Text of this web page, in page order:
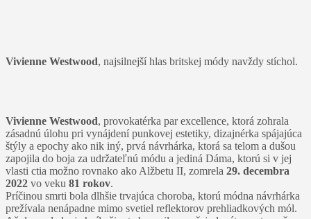
Vivienne Westwood, najsilnejší hlas britskej módy navždy stíchol.
Vivienne Westwood, provokatérka par excellence, ktorá zohrala
zásadnú úlohu pri vynájdení punkovej estetiky, dizajnérka spájajúca
štýly a epochy ako nik iný, prvá návrhárka, ktorá sa telom a dušou
zapojila do boja za udržateľnú módu a jediná Dáma, ktorú si v jej
vlasti ctia možno rovnako ako Alžbetu II, zomrela 29. decembra
2022 vo veku 81 rokov.
Príčinou smrti bola dlhšie trvajúca choroba, ktorú módna návrhárka
prežívala nenápadne mimo svetiel reflektorov prehliadkových mól.